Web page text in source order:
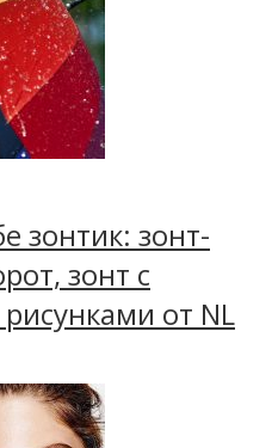
зонтик: зонт-
зонт с
от NL